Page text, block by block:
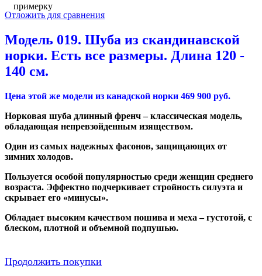
примерку
Отложить для сравнения
Модель 019. Шуба из скандинавской
норки. Есть все размеры. Длина 120 -
140 см.
Цена этой же модели из канадской норки 469 900 руб.
Норковая шуба длинный френч – классическая модель,
обладающая непревзойденным изяществом.
Один из самых надежных фасонов, защищающих от
зимних холодов.
Пользуется особой популярностью среди женщин среднего
возраста. Эффектно подчеркивает стройность силуэта и
скрывает его «минусы».
Обладает высоким качеством пошива и меха – густотой, с
блеском, плотной и объемной подпушью.
Продолжить покупки